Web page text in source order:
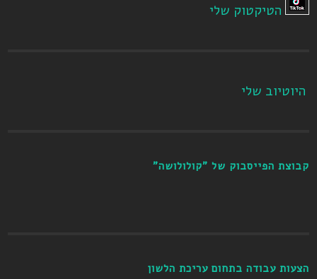
הטיקטוק שלי
היוטיוב שלי
קבוצת הפייסבוק של "קולולושה"
הצעות עבודה בתחום עריכת הלשון